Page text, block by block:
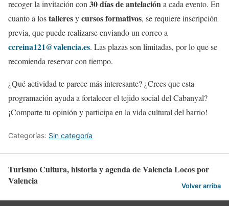
recoger la invitación con 30 días de antelacióna cada evento. En
cuanto a lostalleresycursos formativos, se requiere inscripción
previa, que puede realizarse enviando un correo a
ccreina121@valencia.es. Las plazas son limitadas, por lo que se
recomienda reservar con tiempo.
¿Qué actividad te parece más interesante? ¿Crees que esta
programación ayuda a fortalecer el tejido social del Cabanyal?
¡Comparte tu opinión y participa en la vida cultural del barrio!
Categorías: Sin categoría
Turismo Cultura, historia y agenda de Valencia Locos por
Valencia
Volver arriba